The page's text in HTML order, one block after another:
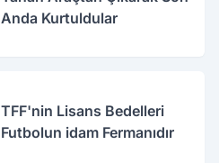
Anda Kurtuldular
TFF'nin Lisans Bedelleri
Futbolun idam Fermanıdır